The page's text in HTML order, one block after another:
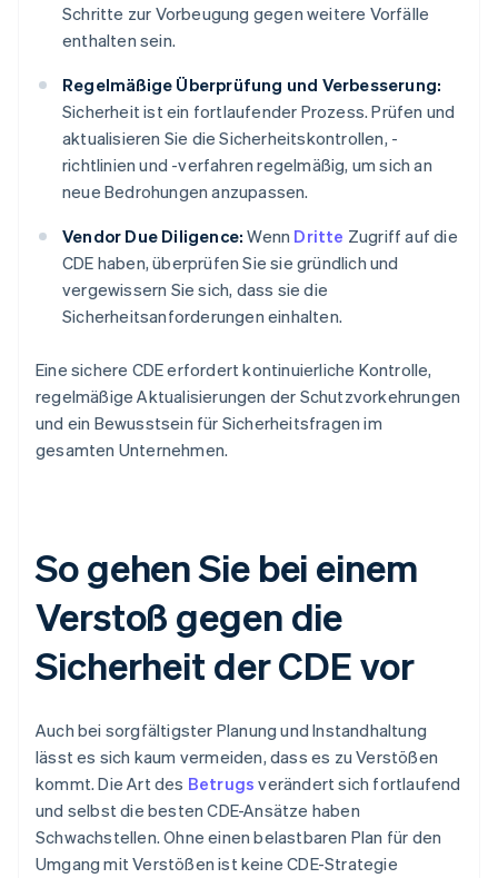
Schritte zur Vorbeugung gegen weitere Vorfälle
enthalten sein.
Regelmäßige Überprüfung und Verbesserung:
Sicherheit ist ein fortlaufender Prozess. Prüfen und
aktualisieren Sie die Sicherheitskontrollen, -
richtlinien und -verfahren regelmäßig, um sich an
neue Bedrohungen anzupassen.
Vendor Due Diligence: Wenn Dritte Zugriff auf die
CDE haben, überprüfen Sie sie gründlich und
vergewissern Sie sich, dass sie die
Sicherheitsanforderungen einhalten.
Eine sichere CDE erfordert kontinuierliche Kontrolle,
regelmäßige Aktualisierungen der Schutzvorkehrungen
und ein Bewusstsein für Sicherheitsfragen im
gesamten Unternehmen.
So gehen Sie bei einem
Verstoß gegen die
Sicherheit der CDE vor
Auch bei sorgfältigster Planung und Instandhaltung
lässt es sich kaum vermeiden, dass es zu Verstößen
kommt. Die Art des Betrugs verändert sich fortlaufend
und selbst die besten CDE-Ansätze haben
Schwachstellen. Ohne einen belastbaren Plan für den
Umgang mit Verstößen ist keine CDE-Strategie